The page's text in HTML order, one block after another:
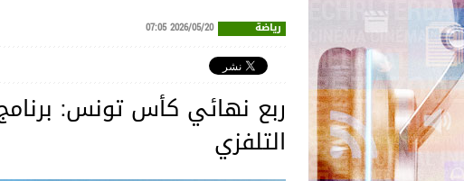
رياضة 2026/05/20 07:05
ربع نهائي كأس تونس: برنامج
التلفزي